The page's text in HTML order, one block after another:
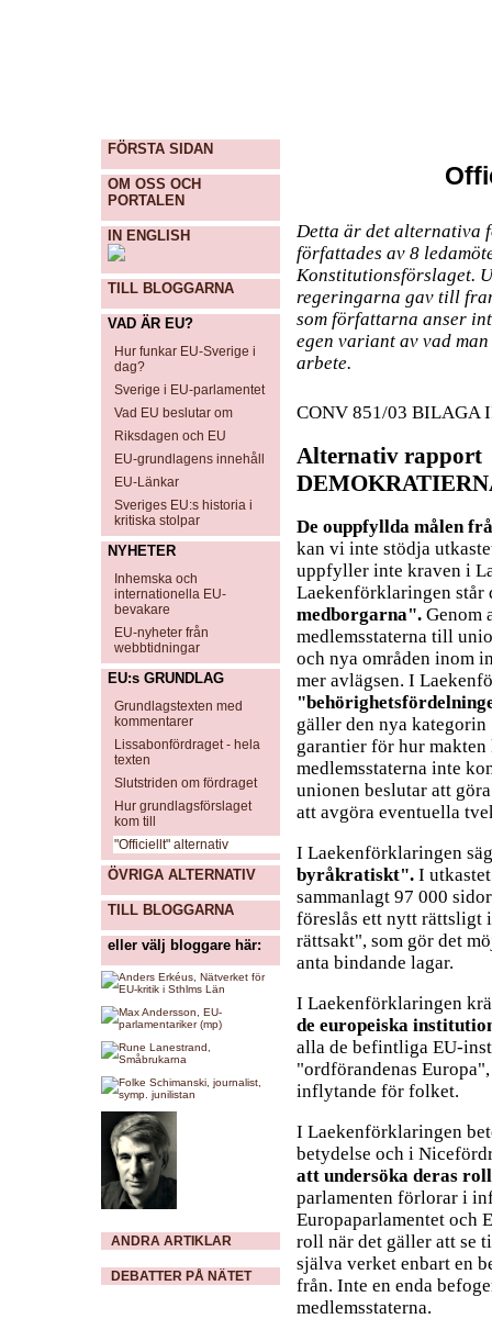
FÖRSTA SIDAN
OM OSS OCH
PORTALEN
IN ENGLISH
TILL BLOGGARNA
VAD ÄR EU?
Hur funkar EU-Sverige i
dag?
Sverige i EU-parlamentet
Vad EU beslutar om
Riksdagen och EU
EU-grundlagens innehåll
EU-Länkar
Sveriges EU:s historia i
kritiska stolpar
NYHETER
Inhemska och
internationella EU-
bevakare
EU-nyheter från
webbtidningar
EU:s GRUNDLAG
Grundlagstexten med
kommentarer
Lissabonfördraget - hela
texten
Slutstriden om fördraget
Hur grundlagsförslaget
kom till
"Officiellt" alternativ
ÖVRIGA ALTERNATIV
TILL BLOGGARNA
eller välj bloggare här:
ANDRA ARTIKLAR
DEBATTER PÅ NÄTET
Detta är det alternativa
författades av 8
Konstitutionsförslaget.
regeringarna gav till
som författarna anser
egen variant av vad
arbete.
CONV 851/03 BILAGA
Alternativ rapport
De ouppfyllda målen
kan vi inte stödja
uppfyller inte kraven i
Laekenförklaringen står
medborgarna". Genom
medlemsstaterna till
och nya områden inom
mer avlägsen. I
gäller den nya
garantier för hur
medlemsstaterna inte
unionen beslutar att
att avgöra eventuella
I Laekenförklaringen
byråkratiskt". I
sammanlagt 97 000
föreslås ett nytt rättsligt
rättsakt", som gör det
anta bindande lagar.
I Laekenförklaringen
de europeiska
alla de befintliga EU-
"ordförandenas
inflytande för folket.
I Laekenförklaringen
betydelse och i
att undersöka deras
parlamenten förlorar i
Europaparlamentet och
roll när det gäller att se
själva verket enbart en
från. Inte en enda
medlemsstaterna.